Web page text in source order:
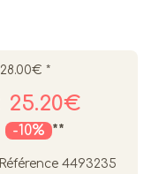
28.00€ *
25.20€
-10% **
Référence 4493235